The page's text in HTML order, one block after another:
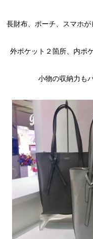
長財布、ポーチ、スマホ
外ポケット２箇所、内ポ
小物の収納力も